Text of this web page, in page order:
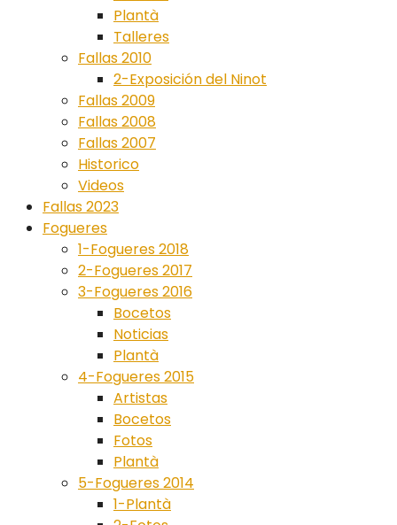
Plantà
Talleres
Fallas 2010
2-Exposición del Ninot
Fallas 2009
Fallas 2008
Fallas 2007
Historico
Videos
Fallas 2023
Fogueres
1-Fogueres 2018
2-Fogueres 2017
3-Fogueres 2016
Bocetos
Noticias
Plantà
4-Fogueres 2015
Artistas
Bocetos
Fotos
Plantà
5-Fogueres 2014
1-Plantà